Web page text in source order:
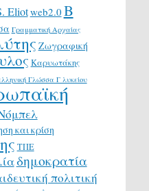
Eliotweb2.0 Β
Γραμματική Αρχαίας
Ζωγραφική
Καρυωτάκης
Γλώσσα Γ λυκείου
και κρίση
ΤΠΕ
δημοκρατία
πολιτική